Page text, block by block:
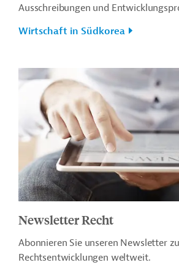
Ausschreibungen und
Wirtschaft in Südkorea
Newsletter Recht
Abonnieren Sie unseren Newsletter
Rechtsentwicklungen weltweit.